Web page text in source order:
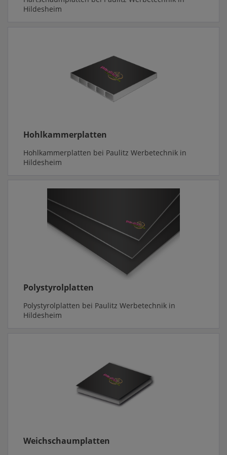
Hildesheim
Hohlkammerplatten
Hohlkammerplatten bei Paulitz Werbetechnik in
Hildesheim
Polystyrolplatten
Polystyrolplatten bei Paulitz Werbetechnik in
Hildesheim
Weichschaumplatten